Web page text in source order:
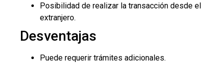
Posibilidad de realizar la transacción desde el
extranjero.
Desventajas
Puede requerir trámites adicionales.